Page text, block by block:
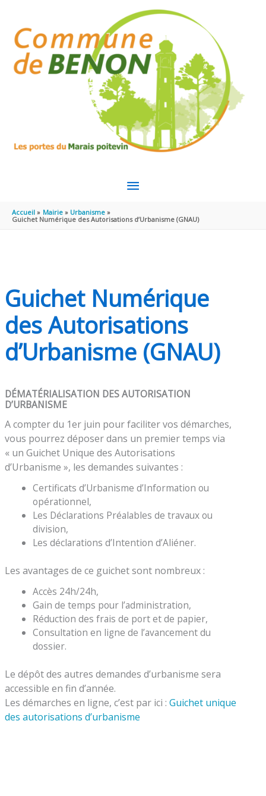
MENU
PRINCIPAL
Accueil Mairie
Urbanisme
Guichet Numérique des Autorisations d’Urbanisme (GNAU)
Guichet Numérique
des Autorisations
d’Urbanisme (GNAU)
DÉMATÉRIALISATION DES AUTORISATION
D’URBANISME
A compter du 1er juin pour faciliter vos démarches,
vous pourrez déposer dans un premier temps via
« un Guichet Unique des Autorisations
d’Urbanisme », les demandes suivantes :
Certificats d’Urbanisme d’Information ou
opérationnel,
Les Déclarations Préalables de travaux ou
division,
Les déclarations d’Intention d’Aliéner.
Les avantages de ce guichet sont nombreux :
Accès 24h/24h,
Gain de temps pour l’administration,
Réduction des frais de port et de papier,
Consultation en ligne de l’avancement du
dossier.
Le dépôt des autres demandes d’urbanisme sera
accessible en fin d’année.
Les démarches en ligne, c’est par ici :Guichet unique
des autorisations d’urbanisme